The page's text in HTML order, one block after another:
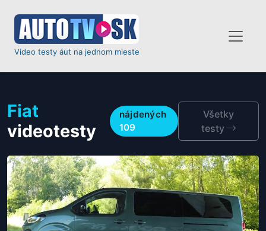
Video testy áut na jednom mieste
Fiat
videotesty
nájdených
109
Všetky
testy